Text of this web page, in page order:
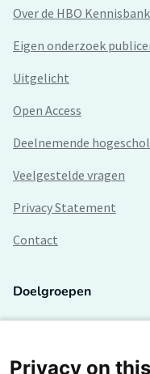
Over de HBO Kennisbank
Eigen onderzoek
Uitgelicht
Open Access
Deelnemende
Veelgestelde vragen
Privacy Statement
Contact
Doelgroepen
Lectoren en
Privacy on